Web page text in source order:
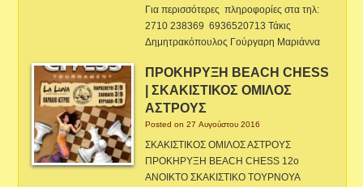
Για περισσότερες πληροφορίες στα τηλ:
2710 238369 6936520713 Τάκις
Δημητρακόπουλος Γούργαρη Μαριάννα
ΠΡΟΚΗΡΥΞΗ BEACH CHESS
| ΣΚΑΚΙΣΤΙΚΟΣ ΟΜΙΛΟΣ
ΑΣΤΡΟΥΣ
Posted on 27 Αυγούστου 2016
ΣΚΑΚΙΣΤΙΚΟΣ ΟΜΙΛΟΣ ΑΣΤΡΟΥΣ
ΠΡΟΚΗΡΥΞΗ BEACH CHESS 12ο
ΑΝΟΙΚΤΟ ΣΚΑΚΙΣΤΙΚΟ ΤΟΥΡΝΟΥΑ